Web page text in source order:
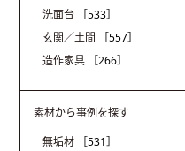
洗面台
［533］
玄関／土間
［557］
造作家具
［266］
素材から事例を探す
無垢材
［531］